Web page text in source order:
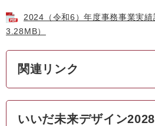
2024（令和6）年度事務事業実
3.28MB）
関連リンク
いいだ未来デザイン